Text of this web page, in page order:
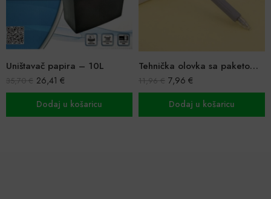
11,96€ 7,96€
Dodaj u košaricu
Posuda za hranu sa grijačem
Ocijenjeno
od 5
19,99€–22,99€
Odaberi opcije